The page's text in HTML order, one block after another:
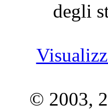
degli
© 2003,